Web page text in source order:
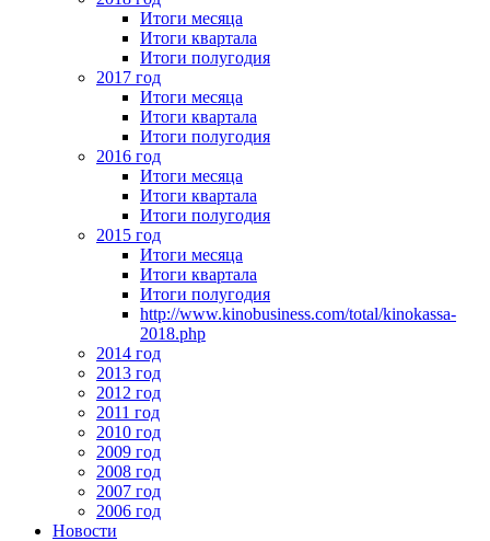
Итоги месяца
Итоги квартала
Итоги полугодия
2017 год
Итоги месяца
Итоги квартала
Итоги полугодия
2016 год
Итоги месяца
Итоги квартала
Итоги полугодия
2015 год
Итоги месяца
Итоги квартала
Итоги полугодия
http://www.kinobusiness.com/total/kinokassa-
2018.php
2014 год
2013 год
2012 год
2011 год
2010 год
2009 год
2008 год
2007 год
2006 год
Новости